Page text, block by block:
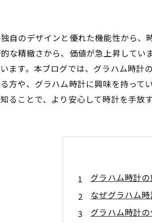
自のデザインと優れた機能性から
な精緻さから、価値が急上昇して
ます。本ブログでは、グラハム時
方や、グラハム時計に興味を持って
ることで、より安心して時計を手放
グラハム時計
なぜグラハム
グラハム時計